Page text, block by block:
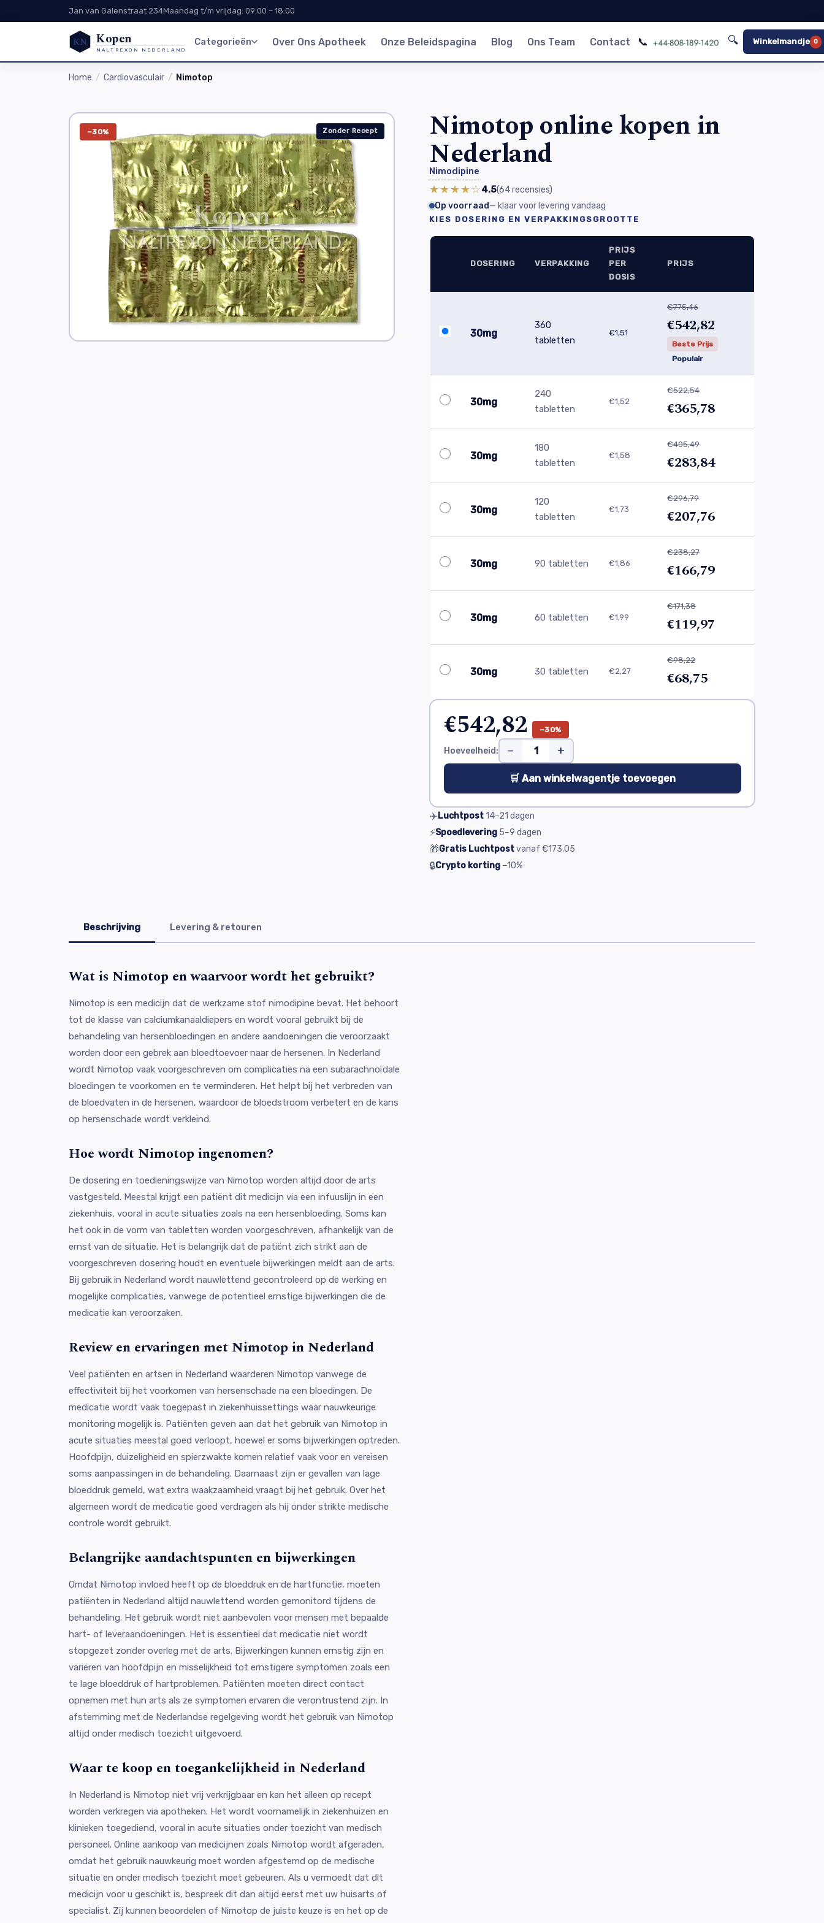
Jan van Galenstraat 234Maandag t/m vrijdag: 09:00 – 18:00
KN Kopen
NALTREXON NEDERLAND
Categorieën Over Ons Apotheek Onze Beleidspagina Blog Ons Team Contact 📞 🔍 Winkelmandje 0
Home Cardiovasculair Nimotop
−30% Zonder Recept Nimotop online kopen in
Nederland
Nimodipine
★★★★☆4.5(64recensies)
Op voorraad— klaar voor levering vandaag
KIES DOSERING EN VERPAKKINGSGROOTTE
DOSERING VERPAKKING
PRIJS
PER
DOSIS
PRIJS
30mg
360
tabletten
€1,51
€775,46
€542,82
Beste Prijs
Populair
30mg
240
tabletten
€1,52
€522,54
€365,78
30mg
180
tabletten
€1,58
€405,49
€283,84
30mg
120
tabletten
€1,73
€296,79
€207,76
30mg 90 tabletten €1,86
€238,27
€166,79
30mg 60 tabletten €1,99
€171,38
€119,97
30mg 30 tabletten €2,27
€98,22
€68,75
€542,82 −30%
Hoeveelheid: − +
🛒 Aan winkelwagentje toevoegen
✈️Luchtpost14–21 dagen
⚡Spoedlevering 5–9 dagen
🎁Gratis Luchtpostvanaf €173,05
🔒Crypto korting −10%
Beschrijving Levering & retouren
Wat is Nimotop en waarvoor wordt het gebruikt?
Nimotop is een medicijn dat de werkzame stof nimodipine bevat. Het behoort
tot de klasse van calciumkanaaldiepers en wordt vooral gebruikt bij de
behandeling van hersenbloedingen en andere aandoeningen die veroorzaakt
worden door een gebrek aan bloedtoevoer naar de hersenen. In Nederland
wordt Nimotop vaak voorgeschreven om complicaties na een subarachnoïdale
bloedingen te voorkomen en te verminderen. Het helpt bij het verbreden van
de bloedvaten in de hersenen, waardoor de bloedstroom verbetert en de kans
op hersenschade wordt verkleind.
Hoe wordt Nimotop ingenomen?
De dosering en toedieningswijze van Nimotop worden altijd door de arts
vastgesteld. Meestal krijgt een patiënt dit medicijn via een infuuslijn in een
ziekenhuis, vooral in acute situaties zoals na een hersenbloeding. Soms kan
het ook in de vorm van tabletten worden voorgeschreven, afhankelijk van de
ernst van de situatie. Het is belangrijk dat de patiënt zich strikt aan de
voorgeschreven dosering houdt en eventuele bijwerkingen meldt aan de arts.
Bij gebruik in Nederland wordt nauwlettend gecontroleerd op de werking en
mogelijke complicaties, vanwege de potentieel ernstige bijwerkingen die de
medicatie kan veroorzaken.
Review en ervaringen met Nimotop in Nederland
Veel patiënten en artsen in Nederland waarderen Nimotop vanwege de
effectiviteit bij het voorkomen van hersenschade na een bloedingen. De
medicatie wordt vaak toegepast in ziekenhuissettings waar nauwkeurige
monitoring mogelijk is. Patiënten geven aan dat het gebruik van Nimotop in
acute situaties meestal goed verloopt, hoewel er soms bijwerkingen optreden.
Hoofdpijn, duizeligheid en spierzwakte komen relatief vaak voor en vereisen
soms aanpassingen in de behandeling. Daarnaast zijn er gevallen van lage
bloeddruk gemeld, wat extra waakzaamheid vraagt bij het gebruik. Over het
algemeen wordt de medicatie goed verdragen als hij onder strikte medische
controle wordt gebruikt.
Belangrijke aandachtspunten en bijwerkingen
Omdat Nimotop invloed heeft op de bloeddruk en de hartfunctie, moeten
patiënten in Nederland altijd nauwlettend worden gemonitord tijdens de
behandeling. Het gebruik wordt niet aanbevolen voor mensen met bepaalde
hart- of leveraandoeningen. Het is essentieel dat medicatie niet wordt
stopgezet zonder overleg met de arts. Bijwerkingen kunnen ernstig zijn en
variëren van hoofdpijn en misselijkheid tot ernstigere symptomen zoals een
te lage bloeddruk of hartproblemen. Patiënten moeten direct contact
opnemen met hun arts als ze symptomen ervaren die verontrustend zijn. In
afstemming met de Nederlandse regelgeving wordt het gebruik van Nimotop
altijd onder medisch toezicht uitgevoerd.
Waar te koop en toegankelijkheid in Nederland
In Nederland is Nimotop niet vrij verkrijgbaar en kan het alleen op recept
worden verkregen via apotheken. Het wordt voornamelijk in ziekenhuizen en
klinieken toegediend, vooral in acute situaties onder toezicht van medisch
personeel. Online aankoop van medicijnen zoals Nimotop wordt afgeraden,
omdat het gebruik nauwkeurig moet worden afgestemd op de medische
situatie en onder medisch toezicht moet gebeuren. Als u vermoedt dat dit
medicijn voor u geschikt is, bespreek dit dan altijd eerst met uw huisarts of
specialist. Zij kunnen beoordelen of Nimotop de juiste keuze is en het op de